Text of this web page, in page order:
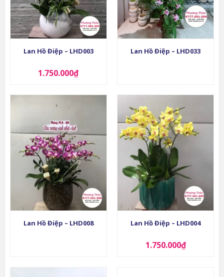
Lan Hồ Điệp – LHD003
1.750.000₫
Lan Hồ Điệp – LHD033
Lan Hồ Điệp – LHD008 Lan Hồ Điệp – LHD004
1.750.000₫